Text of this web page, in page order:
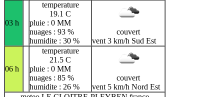
03 h
temperature
19.1 C
pluie : 0 MM
nuages : 93 %
humidite : 30 %
couvert
vent 3 km/h Sud Est
06 h
temperature
21.5 C
pluie : 0 MM
nuages : 85 %
humidite : 26 %
couvert
vent 5 km/h Nord Est